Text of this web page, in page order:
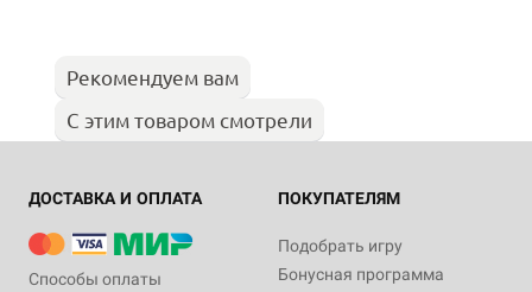
Рекомендуем вам
С этим товаром смотрели
ДОСТАВКА И ОПЛАТА
Способы оплаты
ПОКУПАТЕЛЯМ
Подобрать игру
Бонусная программа